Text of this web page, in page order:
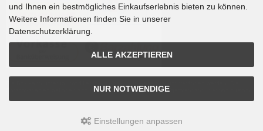
Sprachvariablen befinden sich in der Datei tpl_modified/lang/german/lang_german.custom.
und Ihnen ein bestmögliches Einkaufserlebnis bieten zu können.
Weitere Informationen finden Sie in unserer
Datenschutzerklärung.
ALLE AKZEPTIEREN
NUR NOTWENDIGE
Einstellungen anpassen